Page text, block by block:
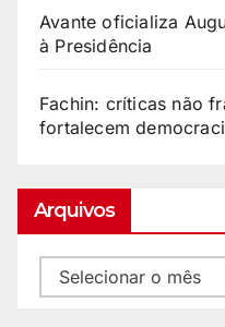
Avante oficializa
à Presidência
Fachin: críticas não
fortalecem
Arquivos